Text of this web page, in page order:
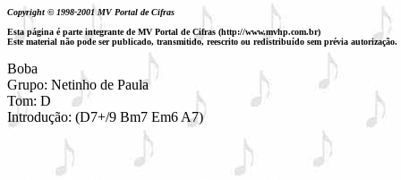
Copyright © 1998-2001 MV Portal de Cifras
Esta página é parte integrante de MV Portal de Cifras (http://www.mvhp.com.br)
Este material não pode ser publicado, transmitido, reescrito ou redistribuído sem prévia autorização.
Boba
Grupo: Netinho de Paula
Tom: D
Introdução: (D7+/9 Bm7 Em6 A7)